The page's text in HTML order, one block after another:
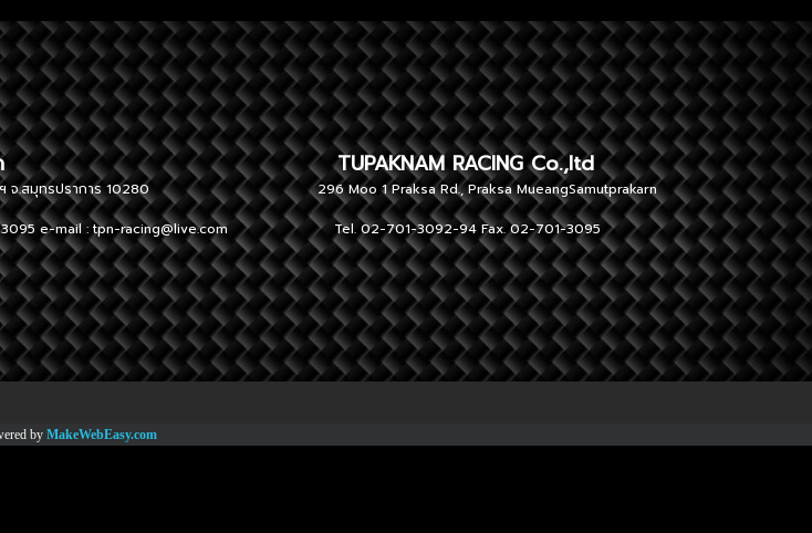
ซิ่ง จำกัด TUPAKNAM RACING Co.,ltd
มืองฯ จ.สมุทรปราการ 10280 296 Moo 1 Praksa Rd., Praksa MueangSamutprakarn
e-mail :tpn-racing@live.comTel. 02-701-3092-94 Fax. 02-701-3095
by MakeWebEasy.com